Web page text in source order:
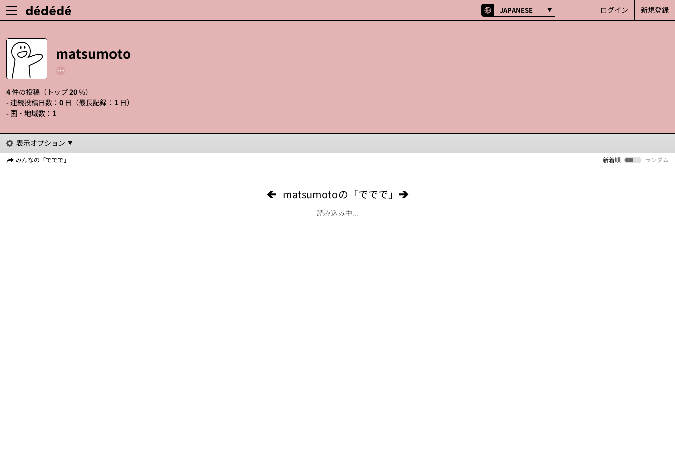
新規登録
ログイン
JAPANESE
matsumoto
4件の投稿（トップ20%）
- 連続投稿日数： 0 日（最長記録： 1 日）
- 国・地域数： 1
表示オプション
みんなの「ででで」 新着順 ランダム
matsumotoの「ででで」
読み込み中...